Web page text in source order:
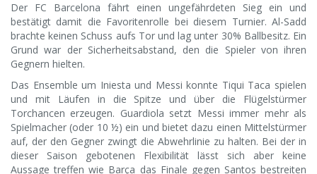
Der FC Barcelona fährt einen ungefährdeten Sieg ein und
bestätigt damit die Favoritenrolle bei diesem Turnier. Al-Sadd
brachte keinen Schuss aufs Tor und lag unter 30% Ballbesitz. Ein
Grund war der Sicherheitsabstand, den die Spieler von ihren
Gegnern hielten.
Das Ensemble um Iniesta und Messi konnte Tiqui Taca spielen
und mit Läufen in die Spitze und über die Flügelstürmer
Torchancen erzeugen. Guardiola setzt Messi immer mehr als
Spielmacher (oder 10 ½) ein und bietet dazu einen Mittelstürmer
auf, der den Gegner zwingt die Abwehrlinie zu halten. Bei der in
dieser Saison gebotenen Flexibilität lässt sich aber keine
Aussage treffen wie Barça das Finale gegen Santos bestreiten